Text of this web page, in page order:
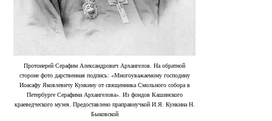
Протоиерей Серафим Александрович Архангелов. На обратной
стороне фото дарственная подпись: «Многоуважаемому господину
Иоасафу Яковлевичу Кункину от священника Смольного собора в
Петербурге Серафима Архангелова». Из фондов Кашинского
краеведческого музея. Предоставлено праправнучкой И.Я. Кункина Н.
Быковской